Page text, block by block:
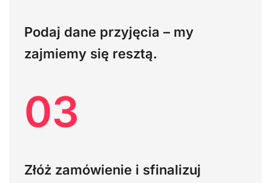
Podaj dane przyjęcia – my
zajmiemy się resztą.
03
Złóż zamówienie i sfinalizuj